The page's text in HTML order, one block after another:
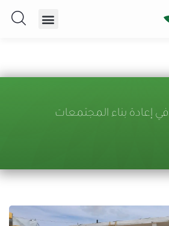
في إعادة بناء المجتمعات